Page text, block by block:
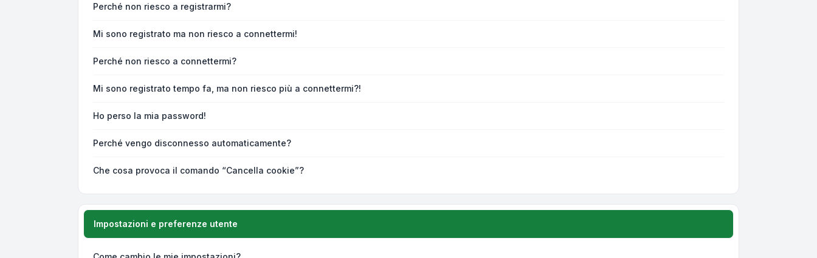
Perché non riesco a registrarmi?
Mi sono registrato ma non riesco a connettermi!
Perché non riesco a connettermi?
Mi sono registrato tempo fa, ma non riesco più a connettermi?!
Ho perso la mia password!
Perché vengo disconnesso automaticamente?
Che cosa provoca il comando “Cancella cookie”?
Impostazioni e preferenze utente